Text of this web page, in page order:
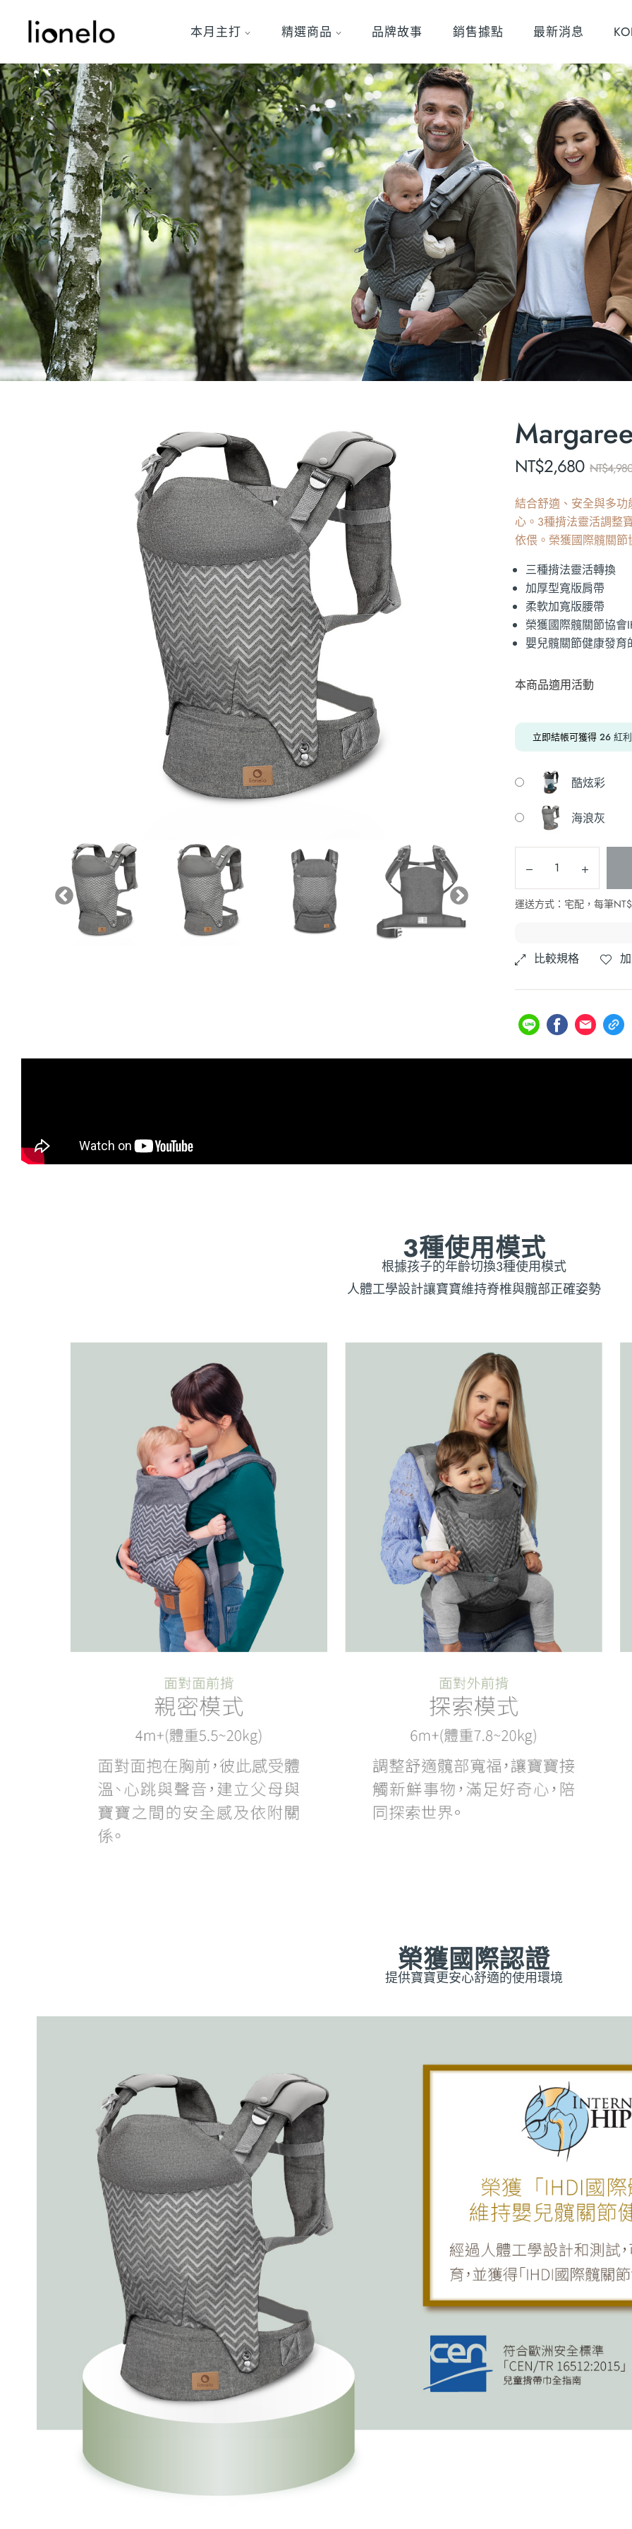
本月主打 精選商品 品牌故事 銷售據點 最新消息
NT$
NT$2,680
結合舒適、安全與多
心。3種揹法靈活調整
依偎。榮獲國際髖關節
三種揹法靈活轉換
加厚型寬版肩帶
柔軟加寬版腰帶
榮獲國際髖關節協會
嬰兒髖關節健康發育
本商品適用活動
立即結帳可獲得 26紅
酷炫彩
海浪灰
運送方式：宅配，每筆
比較規格
3種使用模式
根據孩子的年齡切換3種使用模式
人體工學設計讓寶寶維持脊椎與髖部正確姿勢
榮獲國際認證
提供寶寶更安心舒適的使用環境